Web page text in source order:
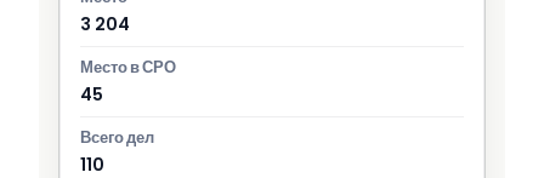
3 204
45
110